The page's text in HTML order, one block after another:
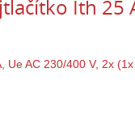
Ith 25